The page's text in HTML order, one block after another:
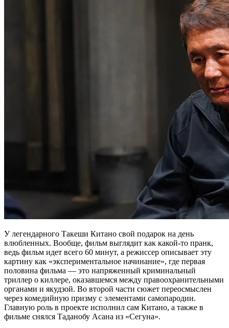
У легендарного Такеши Китано свой подарок на день
влюбленных. Вообще, фильм выглядит как какой-то пранк,
ведь фильм идет всего 60 минут, а режиссер описывает эту
картину как «экспериментальное начинание», где первая
половина фильма — это напряженный криминальный
триллер о киллере, оказавшемся между правоохранительными
органами и якудзой. Во второй части сюжет переосмыслен
через комедийную призму с элементами самопародии.
Главную роль в проекте исполнил сам Китано, а также в
фильме снялся Таданобу Асана из «Сегуна».